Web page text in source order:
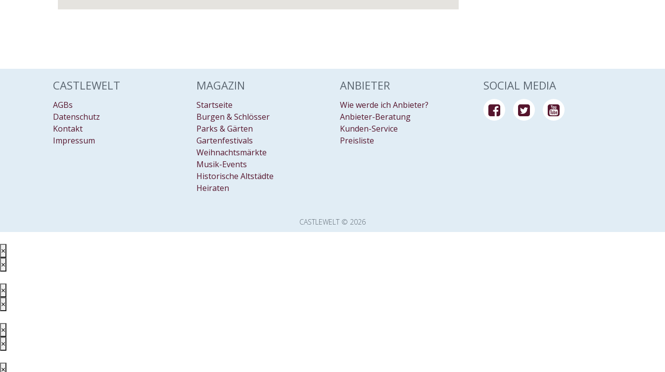
CASTLEWELT
AGBs
Datenschutz
Kontakt
Impressum
MAGAZIN
Startseite
Burgen & Schlösser
Parks & Gärten
Gartenfestivals
Weihnachtsmärkte
Musik-Events
Historische Altstädte
Heiraten
ANBIETER
Wie werde ich Anbieter?
Anbieter-Beratung
Kunden-Service
Preisliste
SOCIAL MEDIA
CASTLEWELT © 2026
×
×
×
×
×
×
×